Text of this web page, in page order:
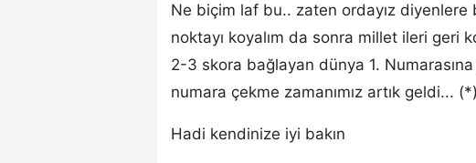
Ne biçim laf bu.. zaten ordayız diyenlere
noktayı koyalım da sonra millet ileri geri
2-3 skora bağlayan dünya 1.
numara çekme zamanımız artık geldi... (*)
Hadi kendinize iyi bakın